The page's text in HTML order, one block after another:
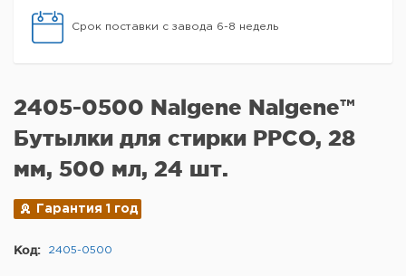
Срок поставки с завода 6-8 недель
2405-0500 Nalgene Nalgene™
Бутылки для стирки PPCO, 28
мм, 500 мл, 24 шт.
Гарантия 1 год
Код: 2405-0500